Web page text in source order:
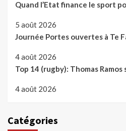
Quand l’Etat finance le sport
5 août 2026
Journée Portes ouvertes à Te
4 août 2026
Top 14 (rugby): Thomas Ramos
4 août 2026
Catégories